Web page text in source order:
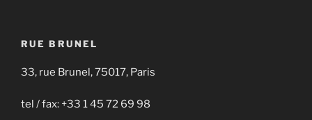
RUE BRUNEL
33, rue Brunel, 75017, Paris
tel / fax: +33 1 45 72 69 98